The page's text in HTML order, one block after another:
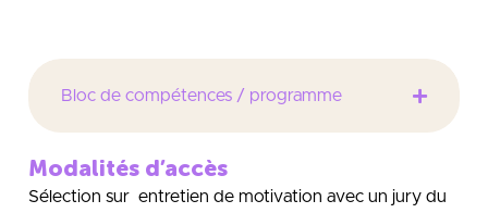
Bloc de compétences / programme
Modalités d’accès
Sélection sur entretien de motivation avec un jury du